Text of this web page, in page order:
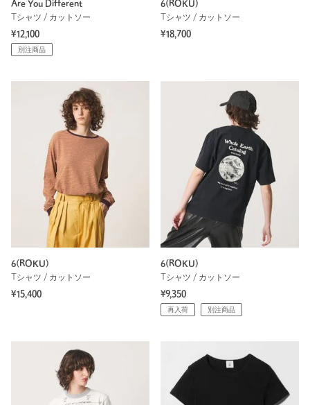
Are You Different
Tシャツ / カットソー
¥12,100
別注商品
6(ROKU)
Tシャツ / カットソー
¥18,700
6(ROKU)
Tシャツ / カットソー
¥15,400
6(ROKU)
Tシャツ / カットソー
¥9,350
再入荷 別注商品